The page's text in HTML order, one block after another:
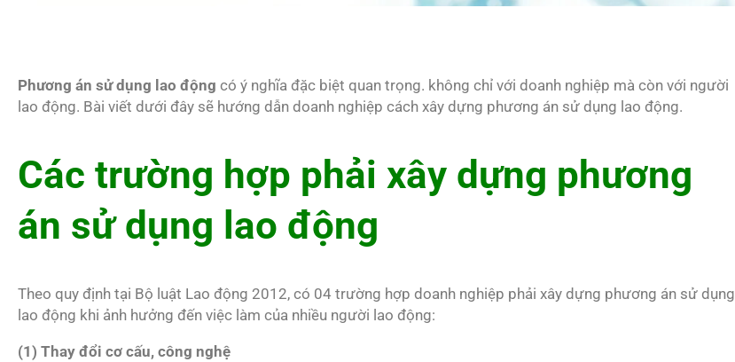
Phương án sử dụng lao động có ý nghĩa đặc biệt quan trọng. không chỉ với doanh nghiệp mà còn với người
lao động. Bài viết dưới đây sẽ hướng dẫn doanh nghiệp cách xây dựng phương án sử dụng lao động.
Các trường hợp phải xây dựng phương
án sử dụng lao động
Theo quy định tại Bộ luật Lao động 2012, có 04 trường hợp doanh nghiệp phải xây dựng phương án sử dụng
lao động khi ảnh hưởng đến việc làm của nhiều người lao động:
(1) Thay đổi cơ cấu, công nghệ